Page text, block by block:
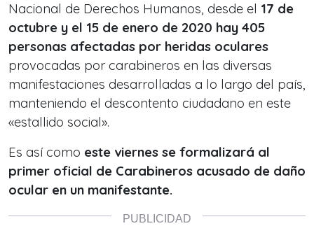
Nacional de Derechos Humanos, desde el 17 de
octubre y el 15 de enero de 2020 hay 405
personas afectadas por heridas oculares
provocadas por carabineros en las diversas
manifestaciones desarrolladas a lo largo del país,
manteniendo el descontento ciudadano en este
«estallido social».
Es así como este viernes se formalizará al
primer oficial de Carabineros acusado de daño
ocular en un manifestante.